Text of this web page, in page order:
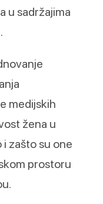
u sadržajima
medijskih
žena u
zašto su one
prostoru